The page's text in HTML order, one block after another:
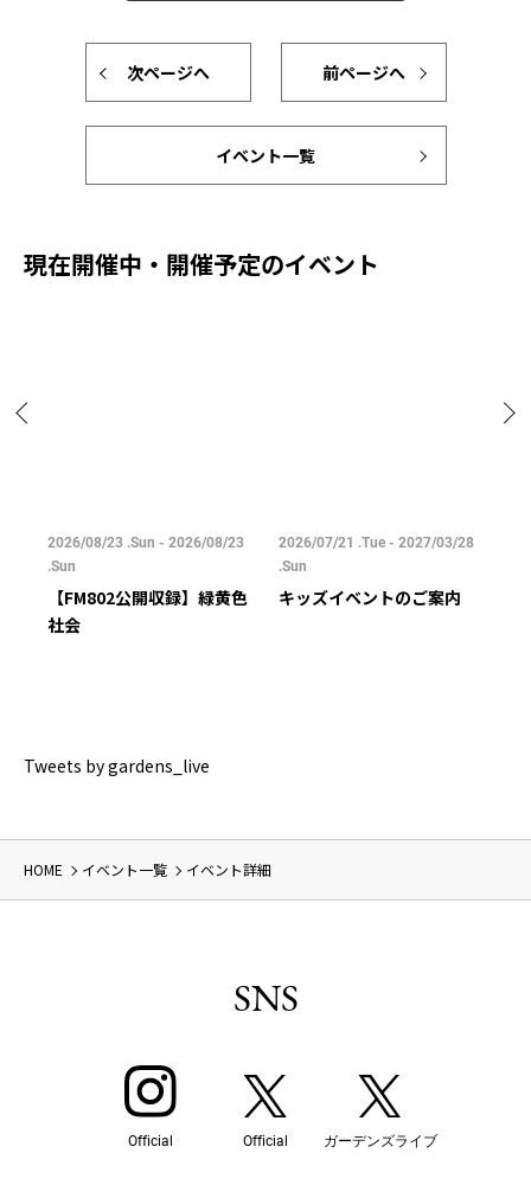
次ページへ 前ページへ
イベント一覧
現在開催中・開催予定のイベント
2026/08/23 .Sun - 2026/08/23
.Sun
【FM802公開収録】緑黄色
社会
2026/07/21 .Tue - 2027/03/28
.Sun
キッズイベントのご案内
Tweets by gardens_live
HOME イベント一覧 イベント詳細
SNS
Official Official ガーデンズライブ